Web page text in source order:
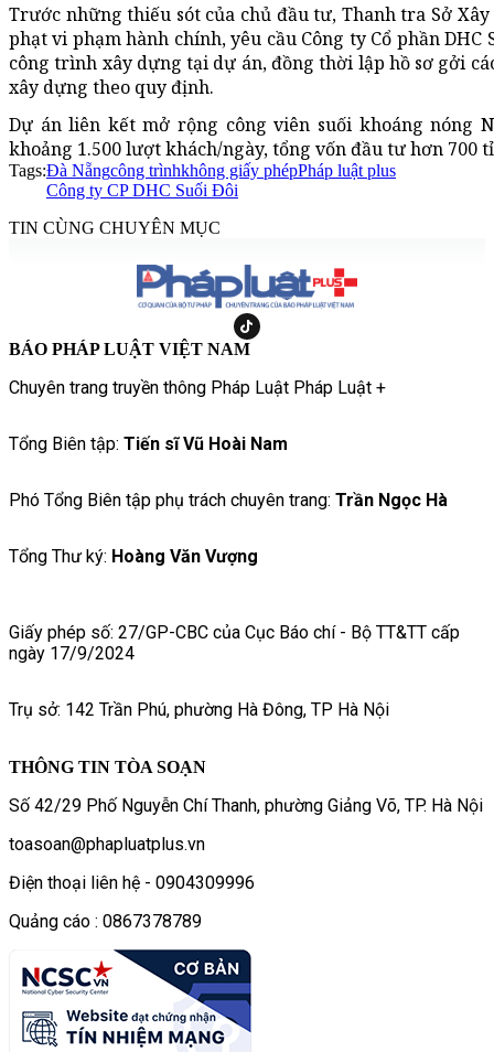
Trước những thiếu sót của chủ đầu tư, Thanh tra Sở
phạt vi phạm hành chính, yêu cầu Công ty Cổ phần
công trình xây dựng tại dự án, đồng thời lập hồ sơ gởi
xây dựng theo quy định.
Dự án liên kết mở rộng công viên suối khoáng nóng
khoảng 1.500 lượt khách/ngày, tổng vốn đầu tư hơn 700
Tags:Đà Nẵngcông trìnhkhông giấy phépPháp luật plus
Công ty CP DHC Suối Đôi
TIN CÙNG CHUYÊN MỤC
BÁO PHÁP LUẬT VIỆT NAM
Chuyên trang truyền thông Pháp Luật Pháp Luật +
Tổng Biên tập: Tiến sĩ Vũ Hoài Nam
Phó Tổng Biên tập phụ trách chuyên trang: Trần Ngọc Hà
Tổng Thư ký: Hoàng Văn Vượng
Giấy phép số: 27/GP-CBC của Cục Báo chí - Bộ TT&TT cấp
ngày 17/9/2024
Trụ sở: 142 Trần Phú, phường Hà Đông, TP Hà Nội
THÔNG TIN TÒA SOẠN
Số 42/29 Phố Nguyễn Chí Thanh, phường Giảng Võ, TP. Hà Nội
toasoan@phapluatplus.vn
Điện thoại liên hệ - 0904309996
Quảng cáo : 0867378789